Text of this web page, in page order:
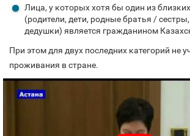
Лица, у которых хотя бы один из
(родители, дети, родные братья /
дедушки) является гражданином
При этом для двух последних категорий не
проживания в стране.